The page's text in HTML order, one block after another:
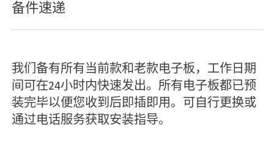
备件速递
我们备有所有当前款和老款电子板，工作日期
间可在24小时内快速发出。所有电子板都已预
装完毕以便您收到后即插即用。可自行更换或
通过电话服务获取安装指导。